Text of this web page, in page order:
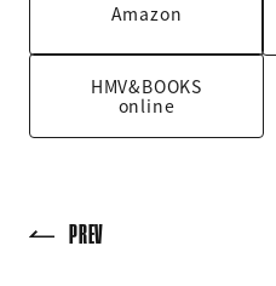
Amazon
HMV&BOOKS
online
PREV